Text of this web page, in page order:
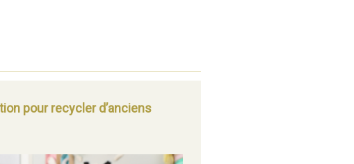
pour recycler d’anciens